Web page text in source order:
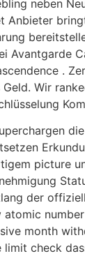
neben
.
Wir
picture
der
month
check